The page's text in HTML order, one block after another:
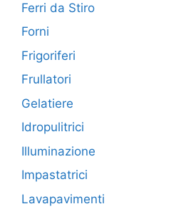
Ferri da Stiro
Forni
Frigoriferi
Frullatori
Gelatiere
Idropulitrici
Illuminazione
Impastatrici
Lavapavimenti